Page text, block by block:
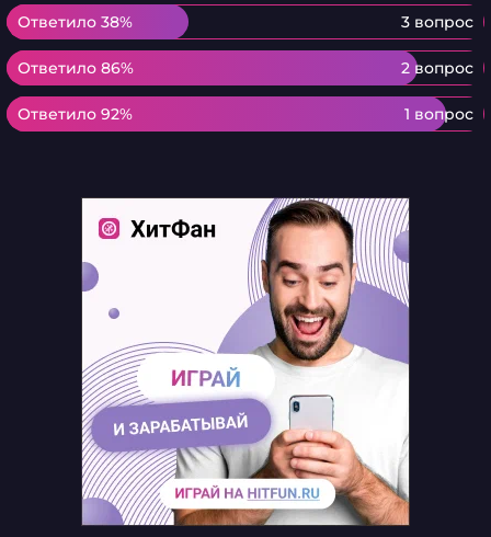
Ответило 38% 3 вопрос
Ответило 38%
Ответило 86% 2 вопрос
Ответило 86%
Ответило 92% 1 вопрос
Ответило 92%